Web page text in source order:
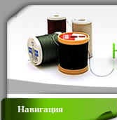
Навигация